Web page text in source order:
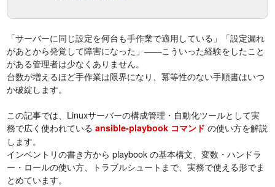
「サーバーに同じ設定を何台も手作業で適用している」「設定漏れ
があとから発覚して障害になった」——こういった経験をしたこと
がある管理者は少なくありません。
台数が増えるほど手作業は限界になり、冪等性のない手順書はいつ
か破綻します。
この記事では、Linuxサーバーの構成管理・自動化ツールとして実
務で広く使われているansible-playbook コマンド の使い方を解説
します。
インベントリの書き方から playbook の基本構文、変数・ハンドラ
ー・ロールの使い方、トラブルシュートまで、実務で使える形でま
とめています。